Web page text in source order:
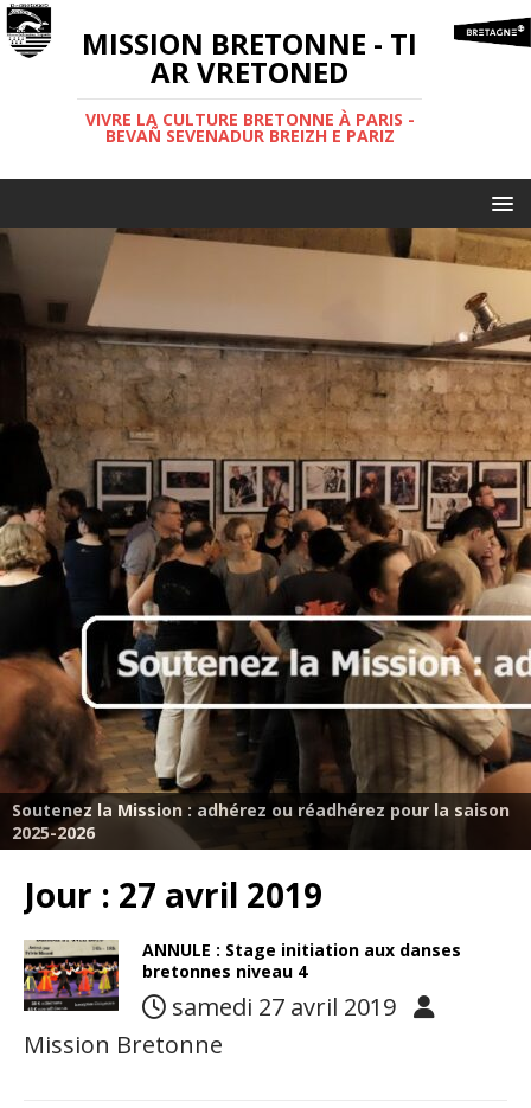
MISSION BRETONNE - TI
AR VRETONED
VIVRE LA CULTURE BRETONNE À PARIS -
BEVAÑ SEVENADUR BREIZH E PARIZ
Soutenez la Mission : adhérez ou réadhérez pour la saison
2025-2026
Jour : 27 avril 2019
ANNULE : Stage initiation aux danses
bretonnes niveau 4
samedi 27 avril 2019
Mission Bretonne